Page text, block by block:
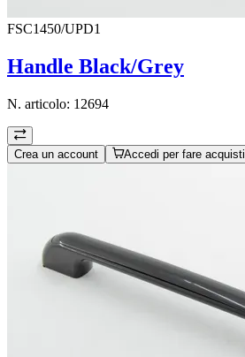
FSC1450/UPD1
Handle Black/Grey
N. articolo: 12694
Crea un account Accedi per fare acquisti